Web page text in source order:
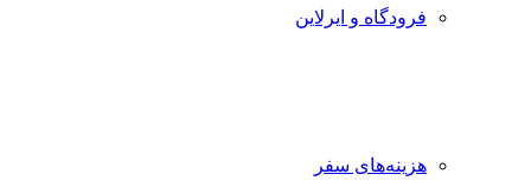
فرودگاه و ایرلاین
هزینه‌های سفر